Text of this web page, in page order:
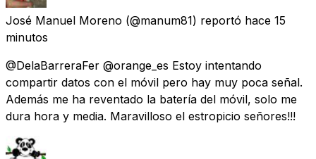
José Manuel Moreno (@manum81) reportó hace 15
minutos
@DelaBarreraFer @orange_es Estoy intentando
compartir datos con el móvil pero hay muy poca señal.
Además me ha reventado la batería del móvil, solo me
dura hora y media. Maravilloso el estropicio señores!!!